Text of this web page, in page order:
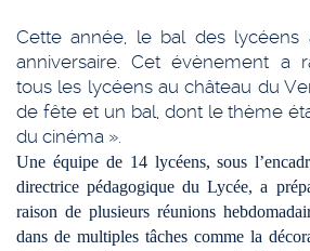
Cette année, le bal des lycéens
anniversaire. Cet évènement a
tous les lycéens au château du
de fête et un bal, dont le thème
du cinéma ».
Une équipe de 14 lycéens, sous
directrice pédagogique du Lycée, a
raison de plusieurs réunions
dans de multiples tâches comme la